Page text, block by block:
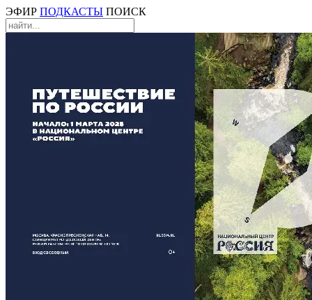
ЭФИР ПОДКАСТЫ ПОИСК